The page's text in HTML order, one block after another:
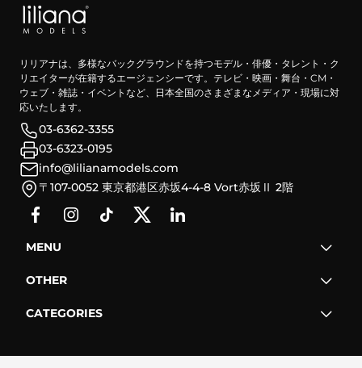
リリアナは、多様なバックグラウンドを持つモデル・俳優・タレント・ク
リエイターが在籍するエージェンシーです。テレビ・映画・舞台・CM・
ウェブ・雑誌・イベントなど、日本全国のさまざまなメディア・現場に対
応いたします。
03-6362-3355
03-6323-0195
info@lilianamodels.com
〒107-0052 東京都港区赤坂4-4-8 Vort赤坂Ⅱ 2階
MENU
OTHER
CATEGORIES